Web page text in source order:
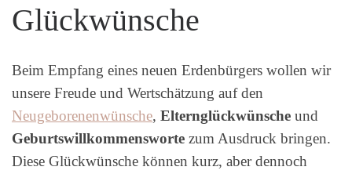
Glückwünsche
Beim Empfang eines neuen Erdenbürgers wollen wir
unsere Freude und Wertschätzung auf den
Neugeborenenwünsche, Elternglückwünsche und
Geburtswillkommensworte zum Ausdruck bringen.
Diese Glückwünsche können kurz, aber dennoch